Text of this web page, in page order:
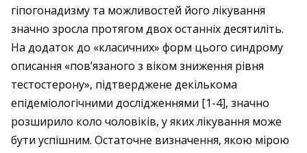
гіпогонадизму та можливостей його лікування
значно зросла протягом двох останніх десятиліть.
На додаток до ­«класичних» форм цього синдрому
описання «пов’язаного з віком зниження рівня
тестостерону», підтверджене декількома
епідеміологічними дослідженнями [1-4], значно
розширило коло чоловіків, у яких лікування може
бути успішним. Остаточне визначення, якою мірою